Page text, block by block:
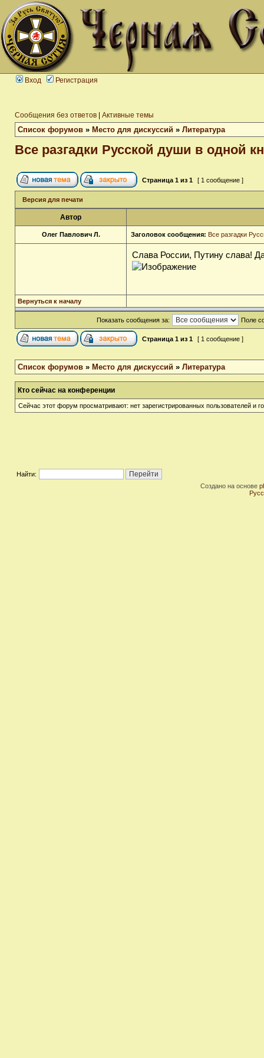
Вход Регистрация
Сообщения без ответов Активные темы
Список форумов » Место для дискуссий » Литература
Все разгадки Русской души в одной
Страница 1 из 1 [ 1 сообщение ]
Версия для печати
Автор
Олег Павлович Л. Заголовок сообщения: Все разгадки
Слава России, Путину слава!
Вернуться к началу
Показать сообщения за: Поле
Страница 1 из 1 [ 1 сообщение ]
Список форумов » Место для дискуссий » Литература
Кто сейчас на конференции
Сейчас этот форум просматривают: нет зарегистрированных пользователей и
Найти:
Создано на основе